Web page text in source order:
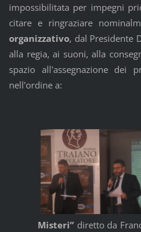
impossibilitata per impegni
citare e ringraziare
organizzativo, dal Presidente
alla regia, ai suoni, alla
spazio all'assegnazione dei
nell'ordine a:
Misteri”diretto da